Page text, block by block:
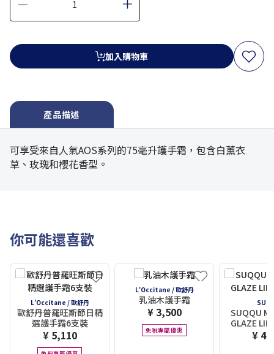
加入購物車
產品描述
可享受來自人氣AOS系列的75毫升護手霜，包含白薰衣
草、玫瑰和櫻花香型。
你可能還喜歡
L'Occitane / 歐舒丹
歐舒丹普羅旺斯節日精
選護手霜6支裝
¥ 5,110
L'Occitane / 歐舒丹
乳油木護手霜
¥ 3,500
免稅專屬優惠
SUQQU
GLAZE
¥